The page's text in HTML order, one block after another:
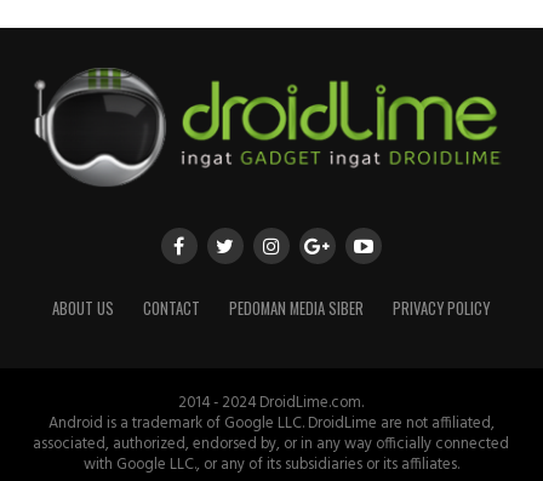
ABOUT US CONTACT PEDOMAN MEDIA SIBER PRIVACY POLICY
2014 - 2024 DroidLime.com.
Android is a trademark of Google LLC. DroidLime are not affiliated,
associated, authorized, endorsed by, or in any way officially connected
with Google LLC., or any of its subsidiaries or its affiliates.